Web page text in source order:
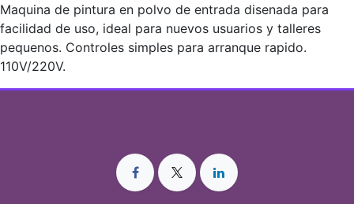
Maquina de pintura en polvo de entrada disenada para
facilidad de uso, ideal para nuevos usuarios y talleres
pequenos. Controles simples para arranque rapido.
110V/220V.